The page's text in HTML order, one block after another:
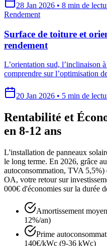
28 Jan 2026 • 8 min de
Rendement
Surface de toiture et
rendement
L’orientation sud, l’inclinaison
comprendre sur l’optimisation
20 Jan 2026 • 5 min de
Rentabilité et
en 8-12 ans
L'installation de panneaux
le long terme. En 2026, grâce
autoconsommation, TVA 5,5%)
OA, votre retour sur
000€ d'économies sur la durée
Amortissement
12%/an)
Prime
140€/kWc (9-36 kWc)